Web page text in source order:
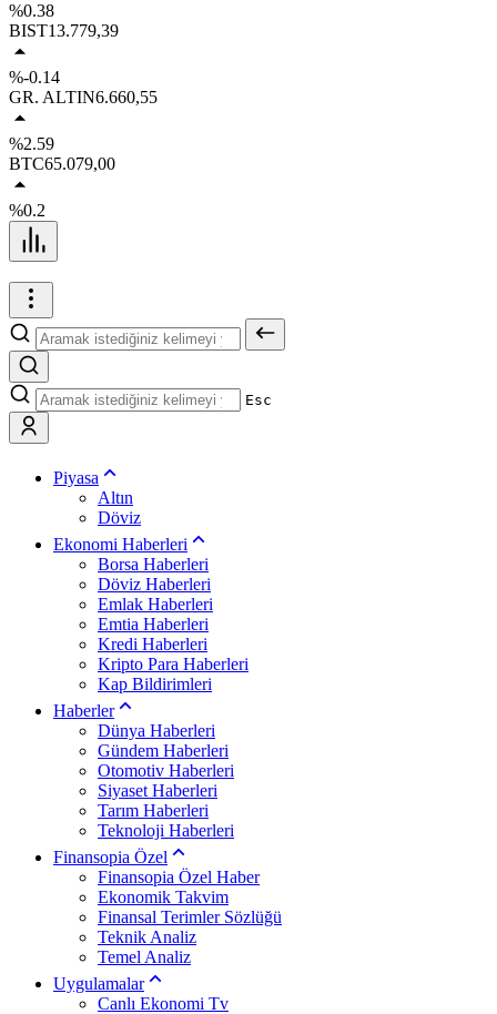
%0.38
BIST13.779,39
%-0.14
GR. ALTIN6.660,55
%2.59
BTC65.079,00
%0.2
Esc
Piyasa
Altın
Döviz
Ekonomi Haberleri
Borsa Haberleri
Döviz Haberleri
Emlak Haberleri
Emtia Haberleri
Kredi Haberleri
Kripto Para Haberleri
Kap Bildirimleri
Haberler
Dünya Haberleri
Gündem Haberleri
Otomotiv Haberleri
Siyaset Haberleri
Tarım Haberleri
Teknoloji Haberleri
Finansopia Özel
Finansopia Özel Haber
Ekonomik Takvim
Finansal Terimler Sözlüğü
Teknik Analiz
Temel Analiz
Uygulamalar
Canlı Ekonomi Tv